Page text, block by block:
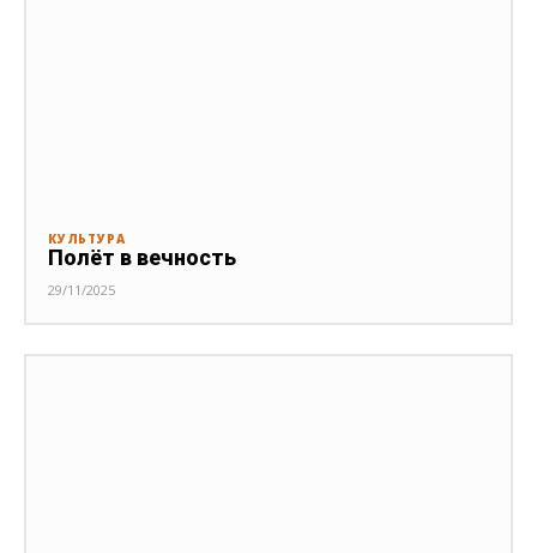
КУЛЬТУРА
Полёт в вечность
29/11/2025